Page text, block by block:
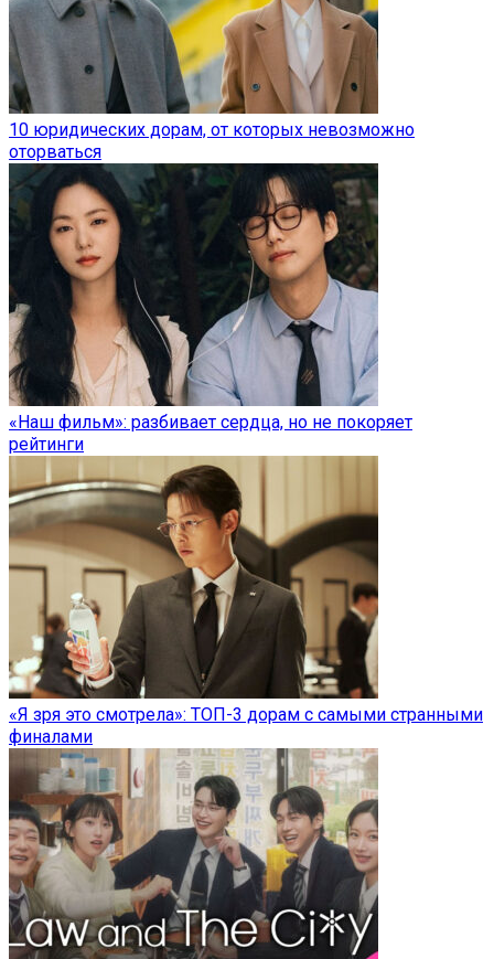
10 юридических дорам, от которых невозможно
оторваться
«Наш фильм»: разбивает сердца, но не покоряет
рейтинги
«Я зря это смотрела»: ТОП-3 дорам с самыми странными
финалами